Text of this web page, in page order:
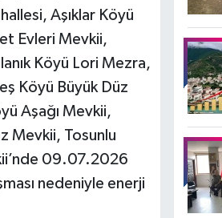
Aşıklar Köyü
Evleri Mevkii,
Köyü Lori Mezra,
Köyü Büyük Düz
Aşağı Mevkii,
Mevkii, Tosunlu
09.07.2026
nedeniyle enerji